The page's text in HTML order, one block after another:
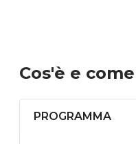
Cos'è e
PROGRAMMA